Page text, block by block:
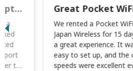
This was wonderful option to a family of four. Everything worked smoothly.
a
to
We rented a Pocket
Japan Wireless for 15
a great experience. It
easy to set up, and the
speeds were excellent